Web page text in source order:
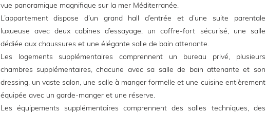
vue panoramique magnifique sur la mer Méditerranée.
L’appartement dispose d’un grand hall d’entrée et d’une suite parentale
luxueuse avec deux cabines d’essayage, un coffre-fort sécurisé, une salle
dédiée aux chaussures et une élégante salle de bain attenante.
Les logements supplémentaires comprennent un bureau privé, plusieurs
chambres supplémentaires, chacune avec sa salle de bain attenante et son
dressing, un vaste salon, une salle à manger formelle et une cuisine entièrement
équipée avec un garde-manger et une réserve.
Les équipements supplémentaires comprennent des salles techniques, des